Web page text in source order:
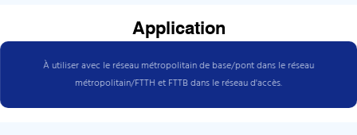
Application
À utiliser avec le réseau métropolitain de base/pont dans le réseau
métropolitain/FTTH et FTTB dans le réseau d'accès.